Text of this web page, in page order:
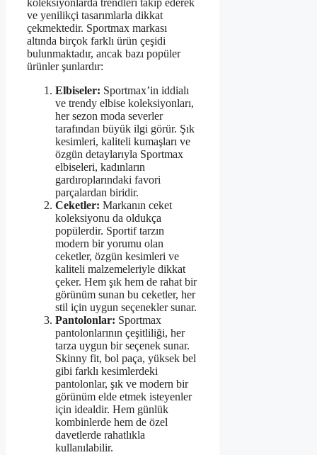
koleksiyonlarda trendleri takip ederek
ve yenilikçi tasarımlarla dikkat
çekmektedir. Sportmax markası
altında birçok farklı ürün çeşidi
bulunmaktadır, ancak bazı popüler
ürünler şunlardır:
Elbiseler: Sportmax’in iddialı
ve trendy elbise koleksiyonları,
her sezon moda severler
tarafından büyük ilgi görür. Şık
kesimleri, kaliteli kumaşları ve
özgün detaylarıyla Sportmax
elbiseleri, kadınların
gardıroplarındaki favori
parçalardan biridir.
Ceketler: Markanın ceket
koleksiyonu da oldukça
popülerdir. Sportif tarzın
modern bir yorumu olan
ceketler, özgün kesimleri ve
kaliteli malzemeleriyle dikkat
çeker. Hem şık hem de rahat bir
görünüm sunan bu ceketler, her
stil için uygun seçenekler sunar.
Pantolonlar: Sportmax
pantolonlarının çeşitliliği, her
tarza uygun bir seçenek sunar.
Skinny fit, bol paça, yüksek bel
gibi farklı kesimlerdeki
pantolonlar, şık ve modern bir
görünüm elde etmek isteyenler
için idealdir. Hem günlük
kombinlerde hem de özel
davetlerde rahatlıkla
kullanılabilir.